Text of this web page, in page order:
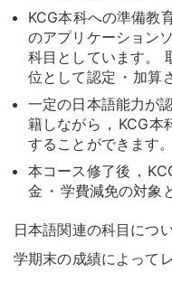
KCG本科への準備教
のアプリケーション
科目としています。
位として認定 ・ 加算
一定の日本語能力が
籍しながら ， KCG本
することができます。
本コース修了後 ，
金 ・ 学費減免の対象
日本語関連の科目につ
学期末の成績によって